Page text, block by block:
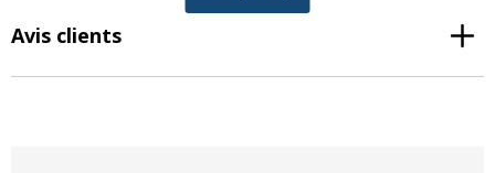
Avis clients